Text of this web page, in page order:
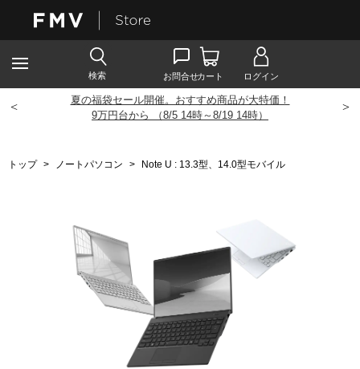
夏の福袋セール開催。おすすめ商品が大特価！
9万円台から （8/5 14時～8/19 14時）
< >
トップ > ノートパソコン > Note U : 13.3型、14.0型モバイル